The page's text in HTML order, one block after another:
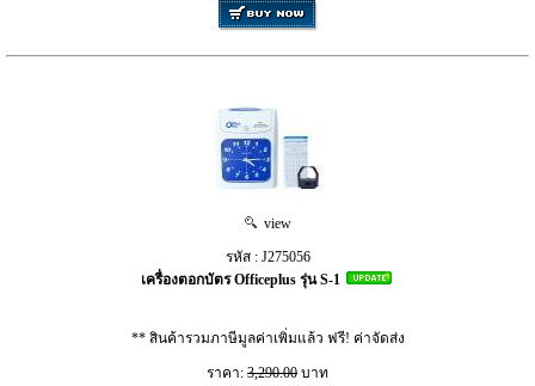
view
รหัส : J275056
เครื่องตอกบัตร Officeplus รุ่น S-1
** สินค้ารวมภาษีมูลค่าเพิ่มแล้ว ฟรี! ค่าจัดส่ง
ราคา: 3,290.00 บาท